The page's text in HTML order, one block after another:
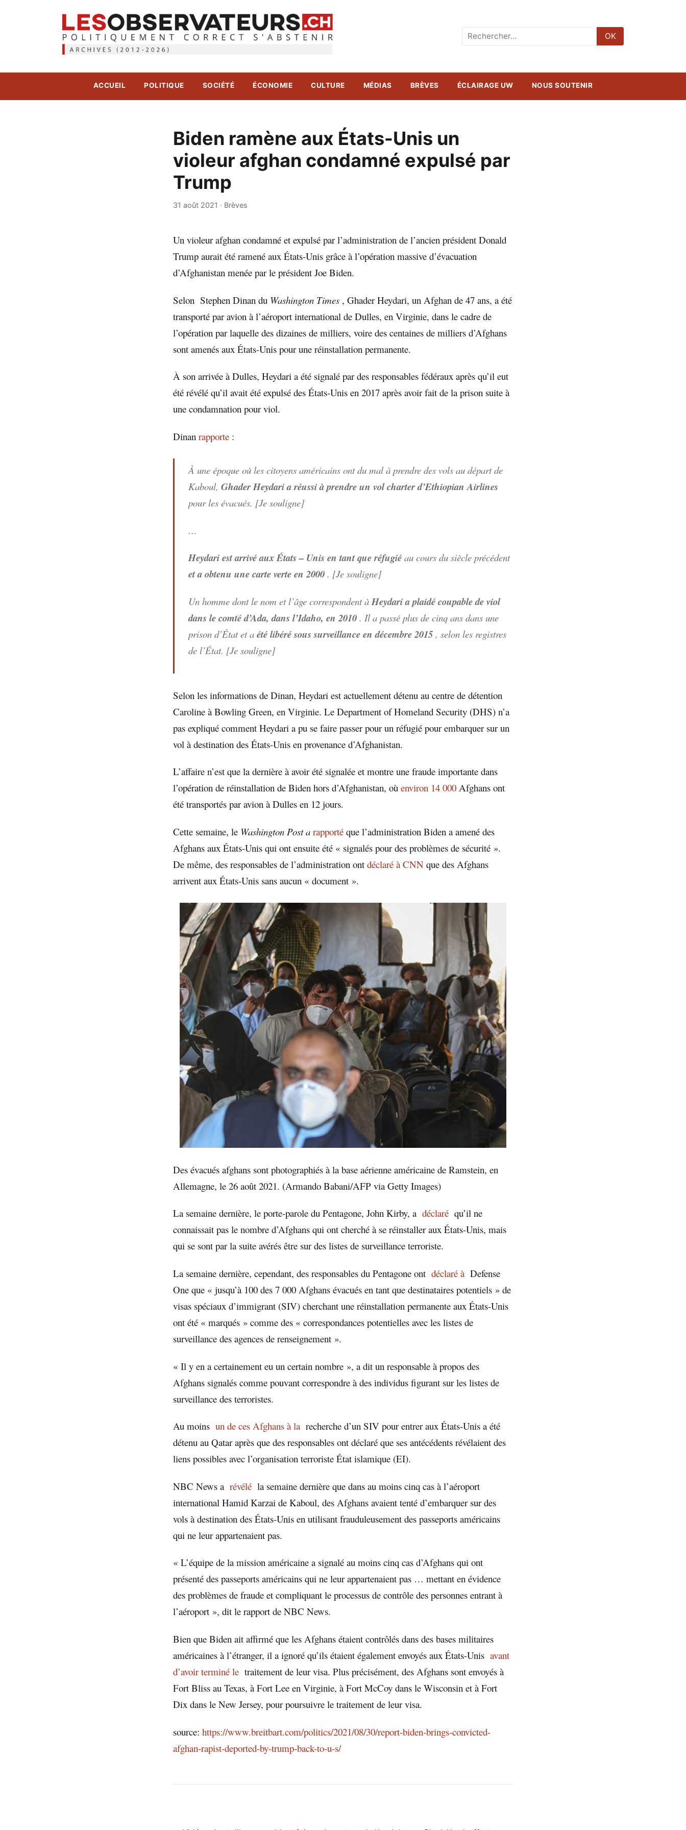
Rechercher
:
OK
ACCUEIL POLITIQUE SOCIÉTÉ ÉCONOMIE CULTURE MÉDIAS BRÈVES ÉCLAIRAGE UW NOUS SOUTENIR
Biden ramène aux États-Unis un
violeur afghan condamné expulsé par
Trump
31 août 2021 · Brèves
Un violeur afghan condamné et expulsé par l’administration de l’ancien président Donald
Trump aurait été ramené aux États-Unis grâce à l’opération massive d’évacuation
d’Afghanistan menée par le président Joe Biden.
Selon Stephen Dinan du Washington Times , Ghader Heydari, un Afghan de 47 ans, a été
transporté par avion à l’aéroport international de Dulles, en Virginie, dans le cadre de
l’opération par laquelle des dizaines de milliers, voire des centaines de milliers d’Afghans
sont amenés aux États-Unis pour une réinstallation permanente.
À son arrivée à Dulles, Heydari a été signalé par des responsables fédéraux après qu’il eut
été révélé qu’il avait été expulsé des États-Unis en 2017 après avoir fait de la prison suite à
une condamnation pour viol.
Dinan rapporte :
À une époque où les citoyens américains ont du mal à prendre des vols au départ de
Kaboul, Ghader Heydari a réussi à prendre un vol charter d’Ethiopian Airlines
pour les évacués. [Je souligne]
…
Heydari est arrivé aux États – Unis en tant que réfugié au cours du siècle précédent
et a obtenu une carte verte en 2000 . [Je souligne]
Un homme dont le nom et l’âge correspondent à Heydari a plaidé coupable de viol
dans le comté d’Ada, dans l’Idaho, en 2010 . Il a passé plus de cinq ans dans une
prison d’État et a été libéré sous surveillance en décembre 2015 , selon les registres
de l’État. [Je souligne]
Selon les informations de Dinan, Heydari est actuellement détenu au centre de détention
Caroline à Bowling Green, en Virginie. Le Department of Homeland Security (DHS) n’a
pas expliqué comment Heydari a pu se faire passer pour un réfugié pour embarquer sur un
vol à destination des États-Unis en provenance d’Afghanistan.
L’affaire n’est que la dernière à avoir été signalée et montre une fraude importante dans
l’opération de réinstallation de Biden hors d’Afghanistan, où environ 14 000 Afghans ont
été transportés par avion à Dulles en 12 jours.
Cette semaine, le Washington Post a rapporté que l’administration Biden a amené des
Afghans aux États-Unis qui ont ensuite été « signalés pour des problèmes de sécurité ».
De même, des responsables de l’administration ont déclaré à CNN que des Afghans
arrivent aux États-Unis sans aucun « document ».
Des évacués afghans sont photographiés à la base aérienne américaine de Ramstein, en
Allemagne, le 26 août 2021. (Armando Babani/AFP via Getty Images)
La semaine dernière, le porte-parole du Pentagone, John Kirby, a déclaré qu’il ne
connaissait pas le nombre d’Afghans qui ont cherché à se réinstaller aux États-Unis, mais
qui se sont par la suite avérés être sur des listes de surveillance terroriste.
La semaine dernière, cependant, des responsables du Pentagone ont déclaré àDefense
One que « jusqu’à 100 des 7 000 Afghans évacués en tant que destinataires potentiels » de
visas spéciaux d’immigrant (SIV) cherchant une réinstallation permanente aux États-Unis
ont été « marqués » comme des « correspondances potentielles avec les listes de
surveillance des agences de renseignement ».
« Il y en a certainement eu un certain nombre », a dit un responsable à propos des
Afghans signalés comme pouvant correspondre à des individus figurant sur les listes de
surveillance des terroristes.
Au moins un de ces Afghans à larecherche d’un SIV pour entrer aux États-Unis a été
détenu au Qatar après que des responsables ont déclaré que ses antécédents révélaient des
liens possibles avec l’organisation terroriste État islamique (EI).
NBC News a révélé la semaine dernière que dans au moins cinq cas à l’aéroport
international Hamid Karzai de Kaboul, des Afghans avaient tenté d’embarquer sur des
vols à destination des États-Unis en utilisant frauduleusement des passeports américains
qui ne leur appartenaient pas.
« L’équipe de la mission américaine a signalé au moins cinq cas d’Afghans qui ont
présenté des passeports américains qui ne leur appartenaient pas … mettant en évidence
des problèmes de fraude et compliquant le processus de contrôle des personnes entrant à
l’aéroport », dit le rapport de NBC News.
Bien que Biden ait affirmé que les Afghans étaient contrôlés dans des bases militaires
américaines à l’étranger, il a ignoré qu’ils étaient également envoyés aux États-Unis avant
d’avoir terminé le traitement de leur visa. Plus précisément, des Afghans sont envoyés à
Fort Bliss au Texas, à Fort Lee en Virginie, à Fort McCoy dans le Wisconsin et à Fort
Dix dans le New Jersey, pour poursuivre le traitement de leur visa.
source: https://www.breitbart.com/politics/2021/08/30/report-biden-brings-convicted-
afghan-rapist-deported-by-trump-back-to-u-s/